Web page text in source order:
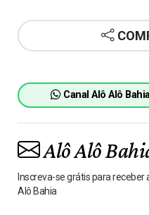
Canal Alô Alô
Alô Alô
Inscreva-se grátis para
Alô Bahia